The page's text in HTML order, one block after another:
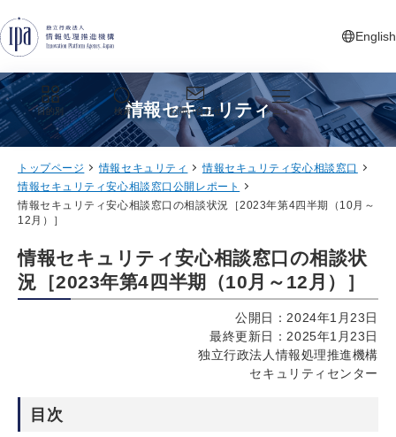
English
新しいタ
目的別 検索 お問い合わせ メニュー
情報セキュリティ
トップページ 情報セキュリティ
情報セキュリティ安心相談窓口
情報セキュリティ安心相談窓口公開レポート
情報セキュリティ安心相談窓口の相談状況［2023年第4四半期（10月～
12月）］
情報セキュリティ安心相談窓口の相談状
況［2023年第4四半期（10月～12月）］
公開日：2024年1月23日
最終更新日：2025年1月23日
独立行政法人情報処理推進機構
セキュリティセンター
目次